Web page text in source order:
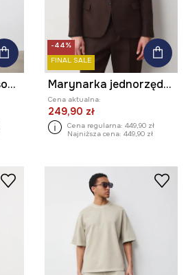
Szorty męskie jeansowe regular waist z efektem sprania
-44%
FINAL SALE
Marynarka jednorzędowa męska lniana gładka
Cena aktualna:
249,90 zł
Cena regularna: 449,90 zł
Najniższa cena: 449,90 zł